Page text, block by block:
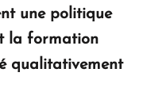
d'Arménie
une politique
la formation
qualitativement